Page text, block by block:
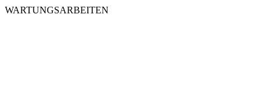
WARTUNGSARBEITEN